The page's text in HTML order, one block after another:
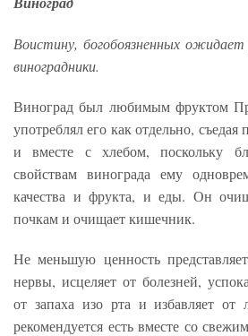
Воистину, богобоязненных
виноградники.
Виноград был любимым фруктом
употреблял его как отдельно, съедая
и вместе с хлебом, поскольку
свойствам винограда ему
качества и фрукта, и еды. Он
почкам и очищает кишечник.
Не меньшую ценность
нервы, исцеляет от болезней,
от запаха изо рта и избавляет
рекомендуется есть вместе со